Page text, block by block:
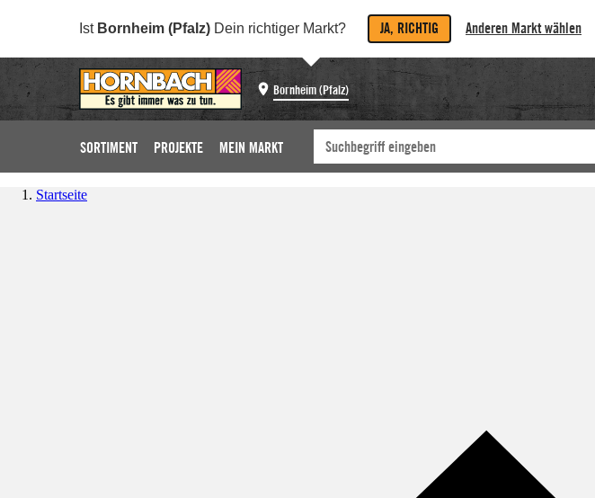
Ist Bornheim (Pfalz) Dein richtiger Markt? JA, RICHTIG Anderen Markt wählen
Bornheim (Pfalz)
SORTIMENT PROJEKTE MEIN MARKT
Startseite